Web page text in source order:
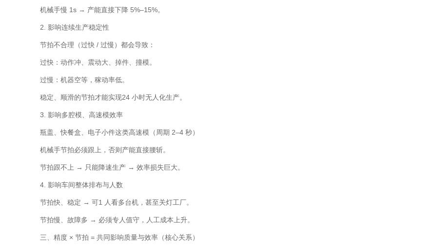
机械手慢 1s → 产能直接下降 5%–15%。
2. 影响连续生产稳定性
节拍不合理（过快 / 过慢）都会导致：
过快：动作冲、震动大、掉件、撞模。
过慢：机器空等，稼动率低。
稳定、顺滑的节拍才能实现24 小时无人化生产。
3. 影响多腔模、高速模效率
瓶盖、快餐盒、电子小件这类高速模（周期 2–4 秒）
机械手节拍必须跟上，否则产能直接腰斩。
节拍跟不上 → 只能降速生产 → 效率损失巨大。
4. 影响车间整体排布与人数
节拍快、稳定 → 可1 人看多台机，甚至关灯工厂。
节拍慢、故障多 → 必须专人值守，人工成本上升。
三、精度 × 节拍 = 共同影响质量与效率（核心关系）